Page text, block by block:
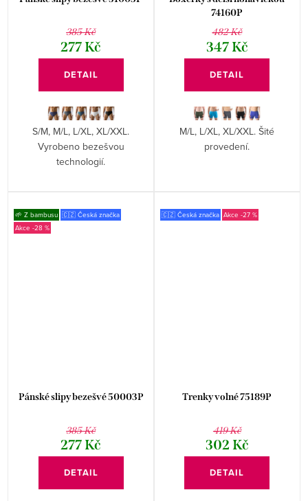
385 Kč
277 Kč
DETAIL
S/M, M/L, L/XL, XL/XXL.
Vyrobeno bezešvou
technologií.
74160P
482 Kč
347 Kč
DETAIL
M/L, L/XL, XL/XXL. Šité
provedení.
🌱 Z bambusu 🇨🇿 Česká značka
-28 %
Pánské slipy bezešvé 50003P
385 Kč
277 Kč
DETAIL
🇨🇿 Česká značka -27 %
Trenky volné 75189P
419 Kč
302 Kč
DETAIL